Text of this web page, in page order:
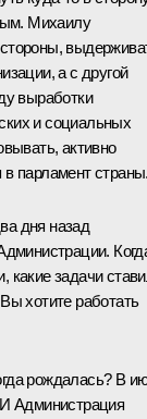
Михаилу
а с другой
выработки
и социальных
активно
в парламент
дня назад
какие задачи
хотите работать
рождалась? В
Администрация